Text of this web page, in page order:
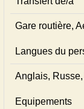
Gare routière,
Langues du
Anglais,
Equipements